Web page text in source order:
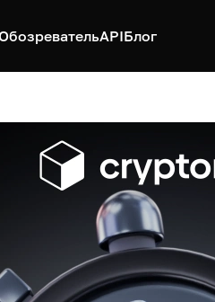
APIБлог